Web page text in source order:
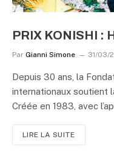
PRIX KONISHI :
Par Gianni Simone 31/03/
Depuis 30 ans, la
internationaux soutient
Créée en 1983, avec
LIRE LA SUITE